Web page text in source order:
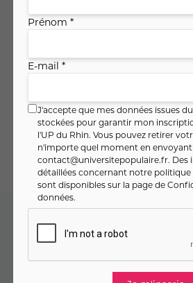
Objectifs
Matériel
Planning des séances
Code cours : 11SO1231
Prénom *
E-mail *
J'accepte que mes données issues
stockées pour garantir mon
l'UP du Rhin. Vous pouvez retirer
n'importe quel moment en envoyant
contact@universitepopulaire.fr. Des
détaillées concernant notre
sont disponibles sur la page de
données.